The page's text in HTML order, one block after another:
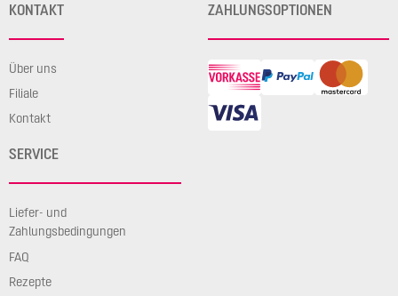
KONTAKT
Über uns
Filiale
Kontakt
SERVICE
Liefer- und
Zahlungsbedingungen
FAQ
Rezepte
ZAHLUNGSOPTIONEN